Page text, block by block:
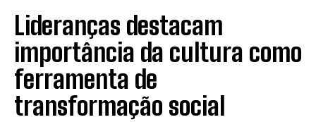
Lideranças destacam
importância da cultura como
ferramenta de
transformação social